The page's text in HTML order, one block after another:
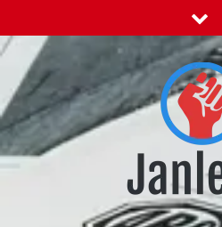
to
content
News for Public